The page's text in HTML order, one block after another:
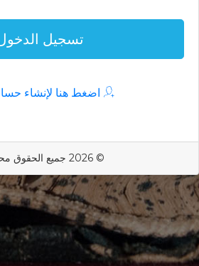
تسجيل
اضغط هنا لإنشاء
© 2026 جميع الحقوق محفوظة